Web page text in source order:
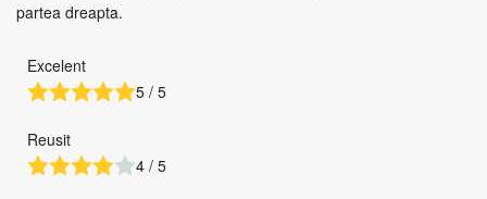
partea dreapta.
Excelent
5 / 5
Reusit
4 / 5